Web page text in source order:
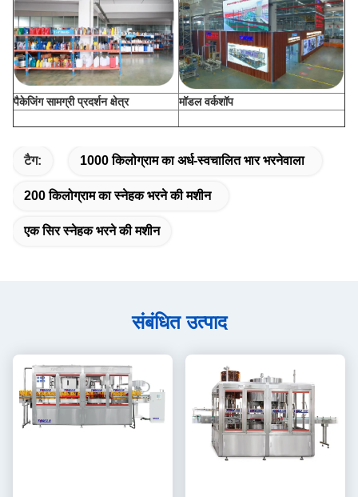
पैकेजिंग सामग्री प्रदर्शन क्षेत्र मॉडल वर्कशॉप
टैग: 1000 किलोग्राम का अर्ध-स्वचालित भार भरनेवाला
200 किलोग्राम का स्नेहक भरने की मशीन
एक सिर स्नेहक भरने की मशीन
संबंधित उत्पाद